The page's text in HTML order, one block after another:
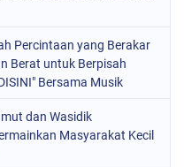
Percintaan yang Berakar
Berat untuk Berpisah
Bersama Musik
dan Wasidik
Masyarakat Kecil